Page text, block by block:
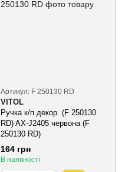
Артикул: F 250130 RD
VITOL
Ручка к/п декор. (F 250130
RD) AX-J2405 червона (F
250130 RD)
164 грн
В наявності